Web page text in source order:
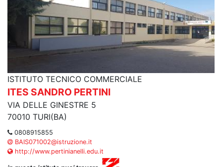
ISTITUTO TECNICO COMMERCIALE
ITES SANDRO PERTINI
VIA DELLE GINESTRE 5
70010 TURI(BA)
0808915855
BAIS071002@istruzione.it
http://www.pertinianelli.edu.it